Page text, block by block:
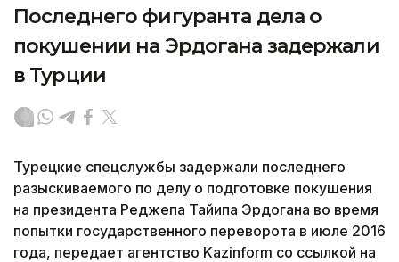
Последнего фигуранта дела о
покушении на Эрдогана задержали
в Турции
Турецкие спецслужбы задержали последнего
разыскиваемого по делу о подготовке покушения
на президента Реджепа Тайипа Эрдогана во время
попытки государственного переворота в июле 2016
года, передает агентство Kazinform со ссылкой на